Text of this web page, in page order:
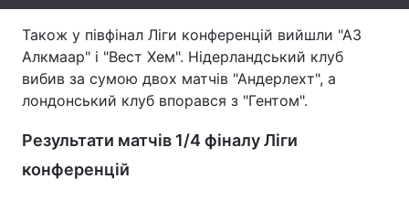
Тема оформлення
Також у півфінал Ліги конференцій вийшли "АЗ
Алкмаар" і "Вест Хем". Нідерландський клуб
вибив за сумою двох матчів "Андерлехт", а
лондонський клуб впорався з "Гентом".
Результати матчів 1/4 фіналу Ліги
конференцій